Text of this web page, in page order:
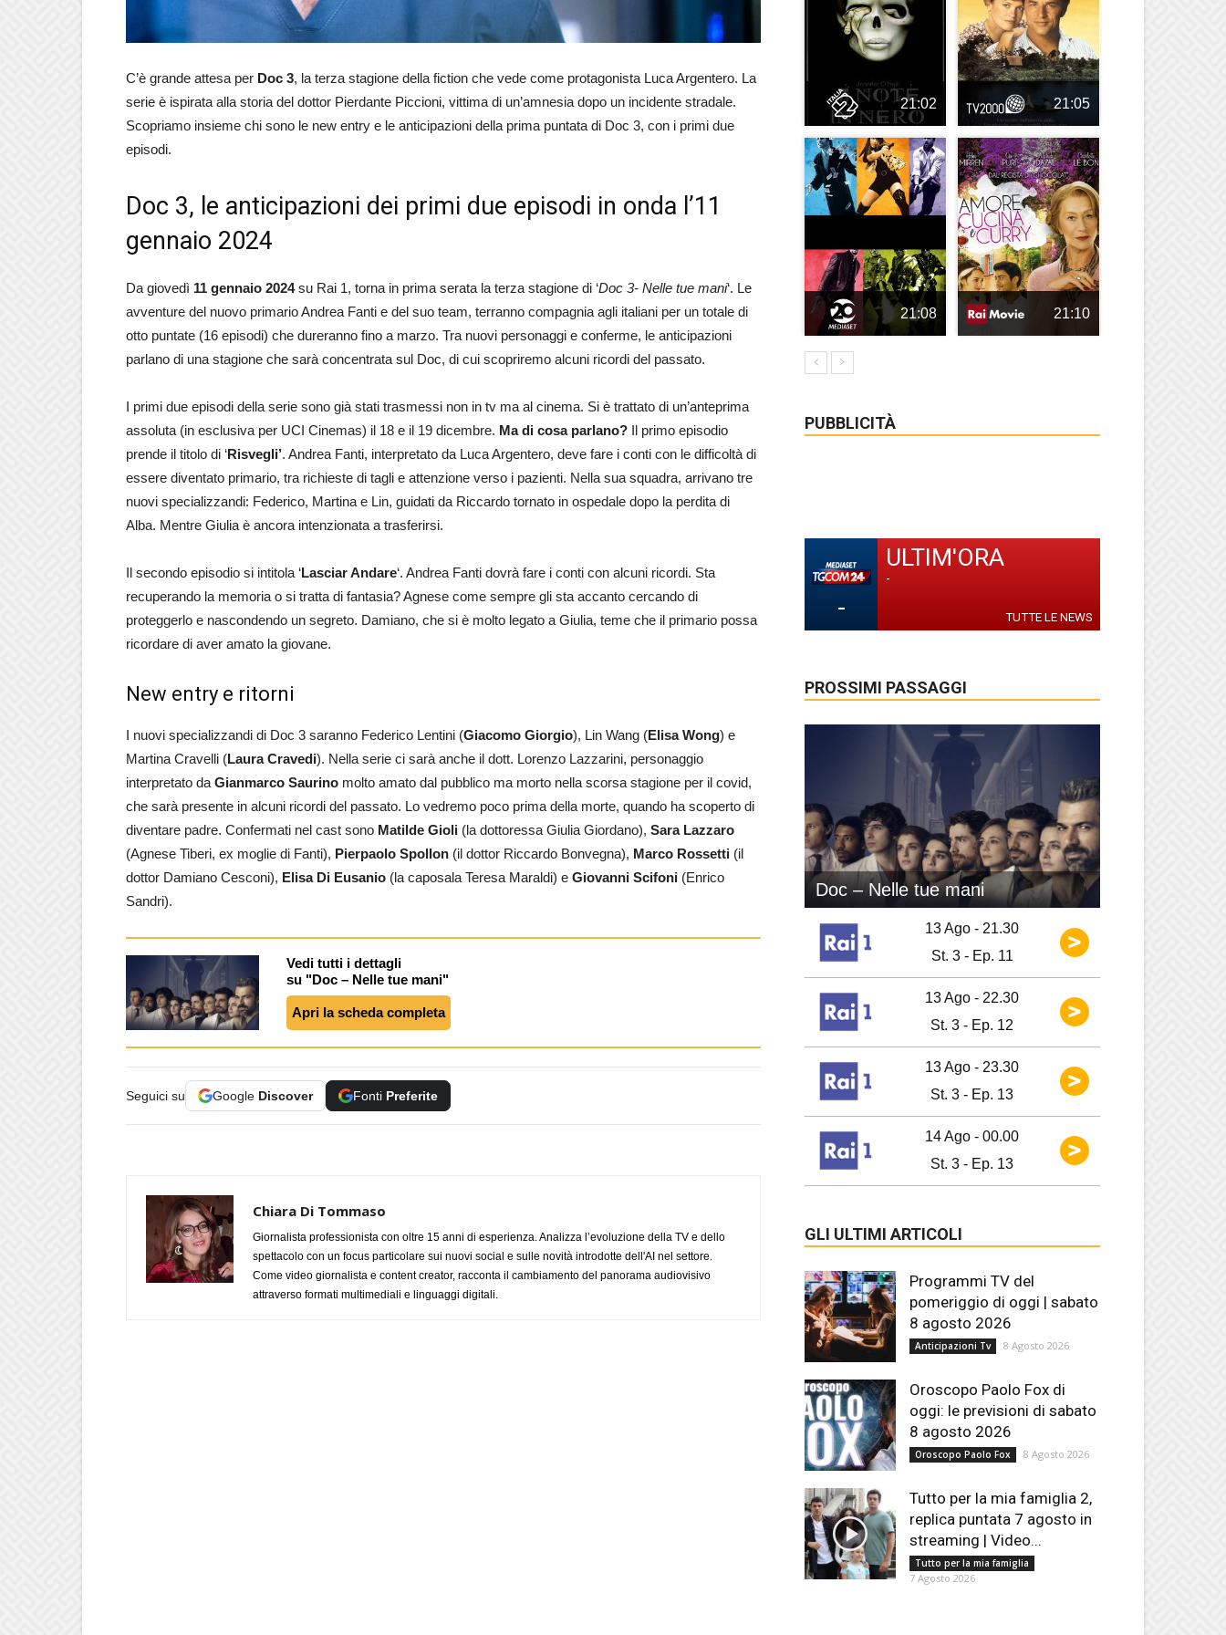
C’è grande attesa per Doc 3, la terza stagione della fiction che vede come protagonista Luca Argentero. La
serie è ispirata alla storia del dottor Pierdante Piccioni, vittima di un’amnesia dopo un incidente stradale.
Scopriamo insieme chi sono le new entry e le anticipazioni della prima puntata di Doc 3, con i primi due
episodi.
Doc 3, le anticipazioni dei primi due episodi in onda l’11
gennaio 2024
Da giovedì 11 gennaio 2024su Rai 1, torna in prima serata la terza stagione di ‘Doc 3- Nelle tue mani‘. Le
avventure del nuovo primario Andrea Fanti e del suo team, terranno compagnia agli italiani per un totale di
otto puntate (16 episodi) che dureranno fino a marzo. Tra nuovi personaggi e conferme, le anticipazioni
parlano di una stagione che sarà concentrata sul Doc, di cui scopriremo alcuni ricordi del passato.
I primi due episodi della serie sono già stati trasmessi non in tv ma al cinema. Si è trattato di un’anteprima
assoluta (in esclusiva per UCI Cinemas) il 18 e il 19 dicembre. Ma di cosa parlano? Il primo episodio
prende il titolo di ‘Risvegli’. Andrea Fanti, interpretato da Luca Argentero, deve fare i conti con le difficoltà di
essere diventato primario, tra richieste di tagli e attenzione verso i pazienti. Nella sua squadra, arrivano tre
nuovi specializzandi: Federico, Martina e Lin, guidati da Riccardo tornato in ospedale dopo la perdita di
Alba. Mentre Giulia è ancora intenzionata a trasferirsi.
Il secondo episodio si intitola ‘Lasciar Andare‘. Andrea Fanti dovrà fare i conti con alcuni ricordi. Sta
recuperando la memoria o si tratta di fantasia? Agnese come sempre gli sta accanto cercando di
proteggerlo e nascondendo un segreto. Damiano, che si è molto legato a Giulia, teme che il primario possa
ricordare di aver amato la giovane.
New entry e ritorni
I nuovi specializzandi di Doc 3 saranno Federico Lentini (Giacomo Giorgio), Lin Wang (Elisa Wong) e
Martina Cravelli (Laura Cravedi). Nella serie ci sarà anche il dott. Lorenzo Lazzarini, personaggio
interpretato da Gianmarco Saurino molto amato dal pubblico ma morto nella scorsa stagione per il covid,
che sarà presente in alcuni ricordi del passato. Lo vedremo poco prima della morte, quando ha scoperto di
diventare padre. Confermati nel cast sono Matilde Gioli (la dottoressa Giulia Giordano), Sara Lazzaro
(Agnese Tiberi, ex moglie di Fanti), Pierpaolo Spollon (il dottor Riccardo Bonvegna), Marco Rossetti (il
dottor Damiano Cesconi), Elisa Di Eusanio (la caposala Teresa Maraldi) e Giovanni Scifoni (Enrico
Sandri).
Vedi tutti i dettagli
su "Doc – Nelle tue mani"
Apri la scheda completa
Seguici su Google Discover Fonti Preferite
Chiara Di Tommaso
Giornalista professionista con oltre 15 anni di esperienza. Analizza l’evoluzione della TV e dello
spettacolo con un focus particolare sui nuovi social e sulle novità introdotte dell'AI nel settore.
Come video giornalista e content creator, racconta il cambiamento del panorama audiovisivo
attraverso formati multimediali e linguaggi digitali.
21:02 21:05
21:08 21:10
PUBBLICITÀ
-
ULTIM'ORA
-
TUTTE LE NEWS
PROSSIMI PASSAGGI
Doc – Nelle tue mani
13 Ago - 21.30
St. 3 - Ep. 11
13 Ago - 22.30
St. 3 - Ep. 12
13 Ago - 23.30
St. 3 - Ep. 13
14 Ago - 00.00
St. 3 - Ep. 13
GLI ULTIMI ARTICOLI
Programmi TV del
pomeriggio di oggi | sabato
8 agosto 2026
Anticipazioni Tv 8 Agosto 2026
Oroscopo Paolo Fox di
oggi: le previsioni di sabato
8 agosto 2026
Oroscopo Paolo Fox 8 Agosto 2026
Tutto per la mia famiglia 2,
replica puntata 7 agosto in
streaming | Video...
Tutto per la mia famiglia
7 Agosto 2026